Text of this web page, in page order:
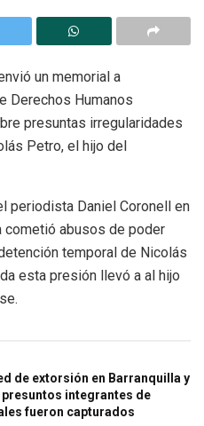
un memorial a
Derechos Humanos
presuntas irregularidades
Petro, el hijo del
periodista Daniel Coronell en
cometió abusos de poder
temporal de Nicolás
esta presión llevó a al hijo
de extorsión en Barranquilla y
integrantes de
fueron capturados